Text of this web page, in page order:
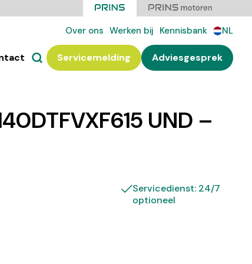
Over ons Werken bij Kennisbank NL
Servicemelding Adviesgesprek
UND –
Servicedienst: 24/7
optioneel